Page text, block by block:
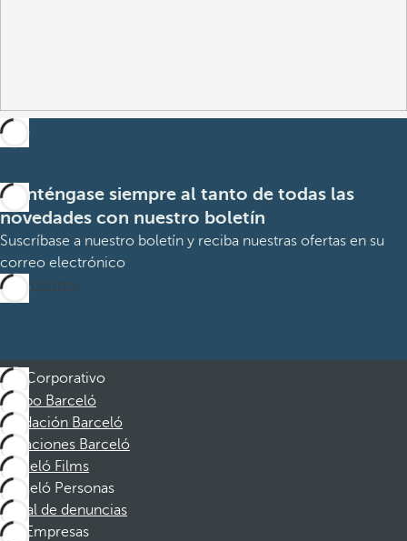
Manténgase siempre al tanto de todas las
novedades con nuestro boletín
Suscríbase a nuestro boletín y reciba nuestras ofertas en su
correo electrónico
Suscribirme
Corporativo
Grupo Barceló
Fundación Barceló
Vacaciones Barceló
Barceló Films
Barceló Personas
Canal de denuncias
Empresas